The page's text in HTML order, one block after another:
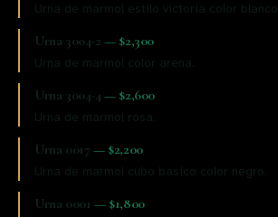
Urna de marmol estilo victoria color blanco.
Urna 3004-2 — $2,300
Urna de marmol color arena.
Urna 3004-4 — $2,600
Urna de marmol rosa.
Urna 0017 — $2,200
Urna de marmol cubo basico color negro.
Urna 0001 — $1,800